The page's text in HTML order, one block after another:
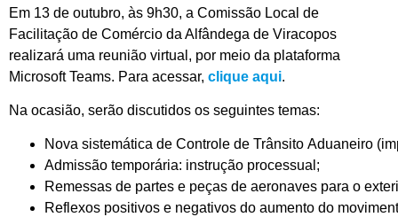
Em 13 de outubro, às 9h30, a Comissão Local de
Facilitação de Comércio da Alfândega de Viracopos
realizará uma reunião virtual, por meio da plataforma
Microsoft Teams. Para acessar, clique aqui.
Na ocasião, serão discutidos os seguintes temas:
Nova sistemática de Controle de Trânsito Aduaneiro
Admissão temporária: instrução processual;
Remessas de partes e peças de aeronaves para o
Reflexos positivos e negativos do aumento do